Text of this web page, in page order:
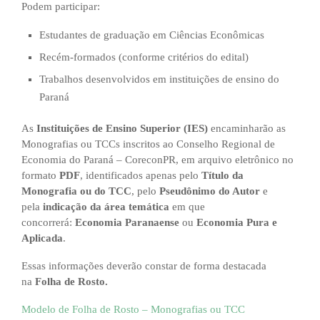
Podem participar:
Estudantes de graduação em Ciências Econômicas
Recém-formados (conforme critérios do edital)
Trabalhos desenvolvidos em instituições de ensino do
Paraná
As Instituições de Ensino Superior (IES) encaminharão as
Monografias ou TCCs inscritos ao Conselho Regional de
Economia do Paraná – CoreconPR, em arquivo eletrônico no
formato PDF, identificados apenas pelo Título da
Monografia ou do TCC, pelo Pseudônimo do Autor e
pela indicação da área temática em que
concorrerá: Economia Paranaense ou Economia Pura e
Aplicada.
Essas informações deverão constar de forma destacada
na Folha de Rosto.
Modelo de Folha de Rosto – Monografias ou TCC